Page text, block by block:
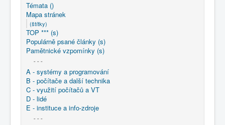
Témata ()
Mapa stránek
(štítky)
TOP *** (s)
Populárně psané články (s)
Pamětnické vzpomínky (s)
- - -
A - systémy a programování
B - počítače a další technika
C - využití počítačů a VT
D - lidé
E - instituce a info-zdroje
- - -